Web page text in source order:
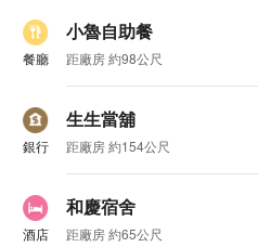
餐廳
小魯自助餐
距廠房 約98公尺
銀行
生生當舖
距廠房 約154公尺
酒店
和慶宿舍
距廠房 約65公尺